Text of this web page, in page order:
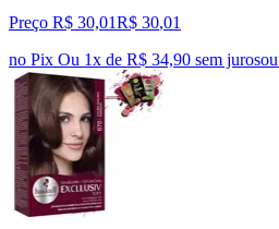
Preço R$ 30,01R$ 30,01
no Pix Ou 1x de R$ 34,90 sem jurosou